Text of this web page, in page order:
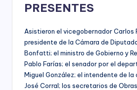
PRESENTES
Asistieron el vicegobernador Carlos
presidente de la Cámara de
Bonfatti; el ministro de Gobierno y
Pablo Farías; el senador por el
Miguel González; el intendente de la
José Corral; los secretarios de